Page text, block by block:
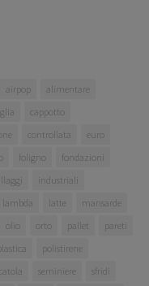
airpop
alimentare
cappotto
controllata
euro
foligno
fondazioni
industriali
lambda latte
mansarde
olio orto pallet
pareti
polistirene
seminiere
sfridi